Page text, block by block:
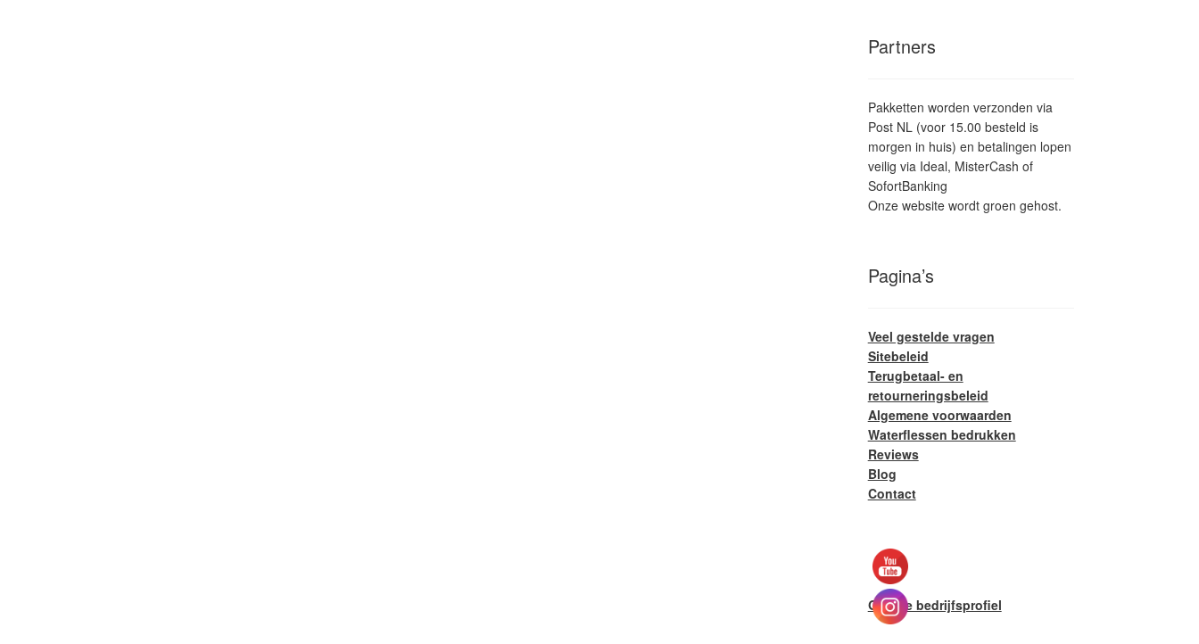
Partners
Pakketten worden verzonden via
Post NL (voor 15.00 besteld is
morgen in huis) en betalingen lopen
veilig via Ideal, MisterCash of
SofortBanking
Onze website wordt groen gehost.
Pagina’s
Veel gestelde vragen
Sitebeleid
Terugbetaal- en
retourneringsbeleid
Algemene voorwaarden
Waterflessen bedrukken
Reviews
Blog
Contact
Google bedrijfsprofiel